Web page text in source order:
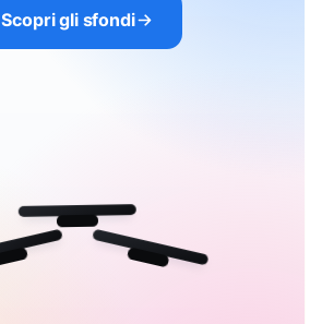
Scopri gli sfondi